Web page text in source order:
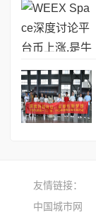
友情链接：
中国城市网